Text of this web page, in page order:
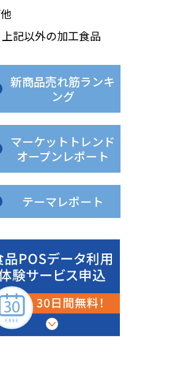
記以外の加工食品
新商品売れ筋ランキ
ング
マーケットトレンド
オープンレポート
テーマレポート